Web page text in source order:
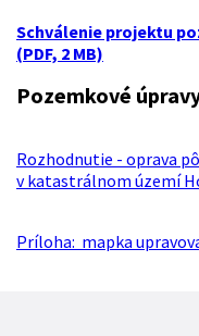
Schválenie projektu
(PDF, 2 MB)
Pozemkové
Rozhodnutie - oprava
v katastrálnom území
Príloha: mapka